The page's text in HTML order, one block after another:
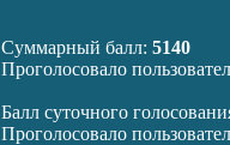
Суммарный балл: 5140
Проголосовало
Балл суточного
Проголосовало